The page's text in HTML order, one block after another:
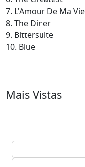
7. L'Amour De Ma Vie
8. The Diner
9. Bittersuite
10. Blue
Mais Vistas